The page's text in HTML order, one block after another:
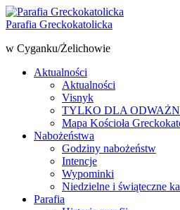
Parafia Greckokatolicka
w Cyganku/Żelichowie
Aktualności
Aktualności
Visnyk
TYLKO DLA
Mapa Kościoła
Nabożeństwa
Godziny nabożeństw
Intencje
Wypominki
Niedzielne i świąteczne
Parafia